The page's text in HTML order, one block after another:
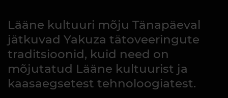
Lääne kultuuri mõju Tänapäeval
jätkuvad Yakuza tätoveeringute
traditsioonid, kuid need on
mõjutatud Lääne kultuurist ja
kaasaegsetest tehnoloogiatest.